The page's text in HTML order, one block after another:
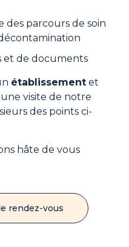
des parcours de soin
et de documents
établissement et
visite de notre
des points ci-
hâte de vous
rendez-vous